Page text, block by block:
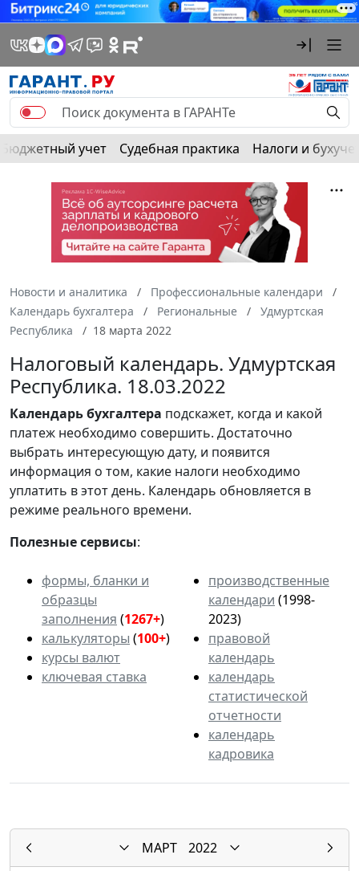
Бюджетный учет Судебная практика Налоги и
Новости и аналитика
Профессиональные календари
Календарь бухгалтера
Региональные
Удмуртская
Республика
18 марта 2022
Налоговый календарь. Удмуртская
Республика. 18.03.2022
Календарьбухгалтера подскажет, когда и какой
платеж необходимо совершить. Достаточно
выбрать интересующую дату, и появится
информация о том, какие налоги необходимо
уплатить в этот день. Календарь обновляется в
режиме реального времени.
Полезные сервисы:
формы, бланки и
образцы
заполнения (1267+)
калькуляторы (100+)
курсы валют
ключевая ставка
производственные
календари (1998-
2023)
правовой
календарь
календарь
статистической
отчетности
календарь
кадровика
МАРТ
2022